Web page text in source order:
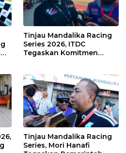
Tinjau Mandalika Racing
Series 2026, ITDC
Tegaskan Komitmen
Kawasan
Tinjau Mandalika Racing
Series, Mori Hanafi